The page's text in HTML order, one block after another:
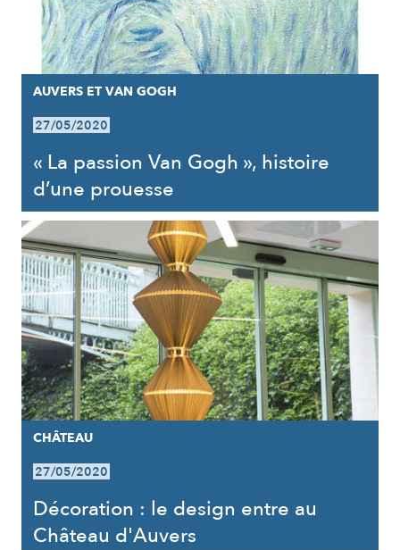
AUVERS ET VAN GOGH
27/05/2020
« La passion Van Gogh », histoire
d’une prouesse
CHÂTEAU
27/05/2020
Décoration : le design entre au
Château d'Auvers